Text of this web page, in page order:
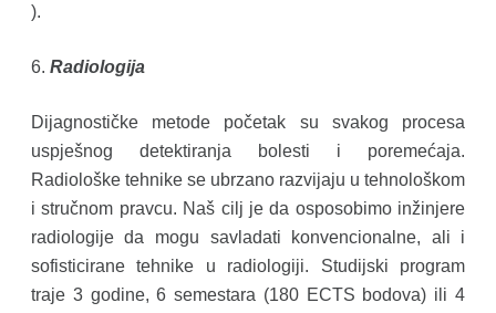
).
6. Radiologija
Dijagnostičke metode početak su svakog procesa
uspješnog detektiranja bolesti i poremećaja.
Radiološke tehnike se ubrzano razvijaju u tehnološkom
i stručnom pravcu. Naš cilj je da osposobimo inžinjere
radiologije da mogu savladati konvencionalne, ali i
sofisticirane tehnike u radiologiji. Studijski program
traje 3 godine, 6 semestara (180 ECTS bodova) ili 4